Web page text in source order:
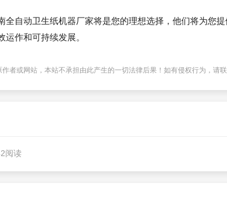
自动卫生纸机器厂家将是您的理想选择，他们将为您提
作和可持续发展。
者或网站，本站不承担由此产生的一切法律后果！如有侵权行为，请
阅读